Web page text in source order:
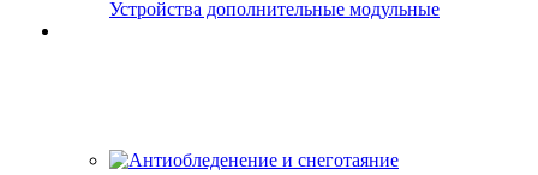
Устройства дополнительные модульные